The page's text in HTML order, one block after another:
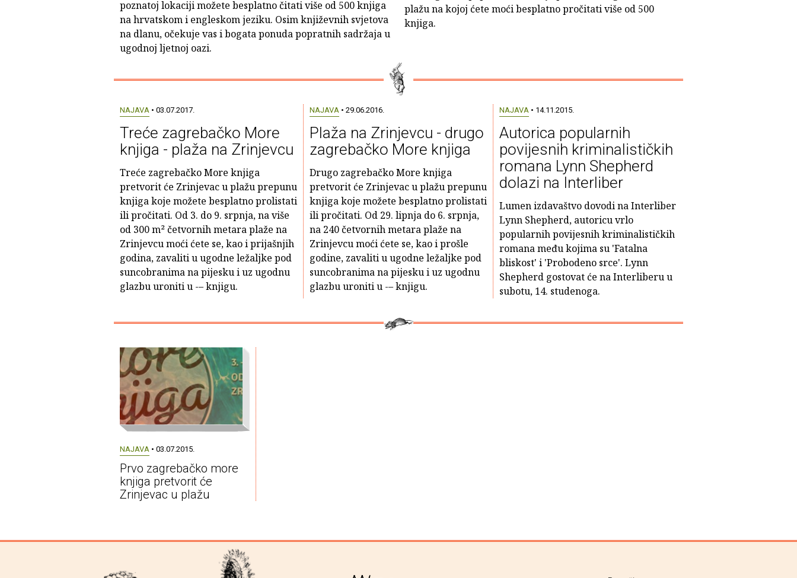
poznatoj lokaciji možete besplatno čitati više od 500 knjiga
na hrvatskom i engleskom jeziku. Osim književnih svjetova
na dlanu, očekuje vas i bogata ponuda popratnih sadržaja u
ugodnoj ljetnoj oazi.
plažu na kojoj ćete moći besplatno pročitati više od 500
knjiga.
NAJAVA• 03.07.2017.
Treće zagrebačko More
knjiga - plaža na Zrinjevcu
Treće zagrebačko More knjiga
pretvorit će Zrinjevac u plažu prepunu
knjiga koje možete besplatno prolistati
ili pročitati. Od 3. do 9. srpnja, na više
od 300 m² četvornih metara plaže na
Zrinjevcu moći ćete se, kao i prijašnjih
godina, zavaliti u ugodne ležaljke pod
suncobranima na pijesku i uz ugodnu
glazbu uroniti u -– knjigu.
NAJAVA• 29.06.2016.
Plaža na Zrinjevcu - drugo
zagrebačko More knjiga
Drugo zagrebačko More knjiga
pretvorit će Zrinjevac u plažu prepunu
knjiga koje možete besplatno prolistati
ili pročitati. Od 29. lipnja do 6. srpnja,
na 240 četvornih metara plaže na
Zrinjevcu moći ćete se, kao i prošle
godine, zavaliti u ugodne ležaljke pod
suncobranima na pijesku i uz ugodnu
glazbu uroniti u -– knjigu.
NAJAVA• 14.11.2015.
Autorica popularnih
povijesnih kriminalističkih
romana Lynn Shepherd
dolazi na Interliber
Lumen izdavaštvo dovodi na Interliber
Lynn Shepherd, autoricu vrlo
popularnih povijesnih kriminalističkih
romana među kojima su 'Fatalna
bliskost' i 'Probodeno srce'. Lynn
Shepherd gostovat će na Interliberu u
subotu, 14. studenoga.
NAJAVA • 03.07.2015.
Prvo zagrebačko more
knjiga pretvorit će
Zrinjevac u plažu